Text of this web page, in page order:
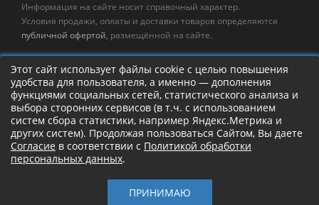
Информация на сайте носит справочный характер.
Условия продажи, оплаты и доставки товаров определяются
публичной офертой, размещённой на сайте.
Новостная рассылка
Новости, акции, распродажи и полезные советы!
Старый Шаман © 2017 – 2026
Левая панель
Этот сайт использует файлы cookie с целью повышения
удобства для пользователя, а именно — дополнения
функциями социальных сетей, статистического анализа и
выбора сторонних сервисов (в т.ч. с использованием
систем сбора статистики, например Яндекс.Метрика и
других систем). Продолжая пользоваться Сайтом, Вы даете
Согласие в соответствии с Политикой обработки
персональных данных.
ПРИНИМАЮ